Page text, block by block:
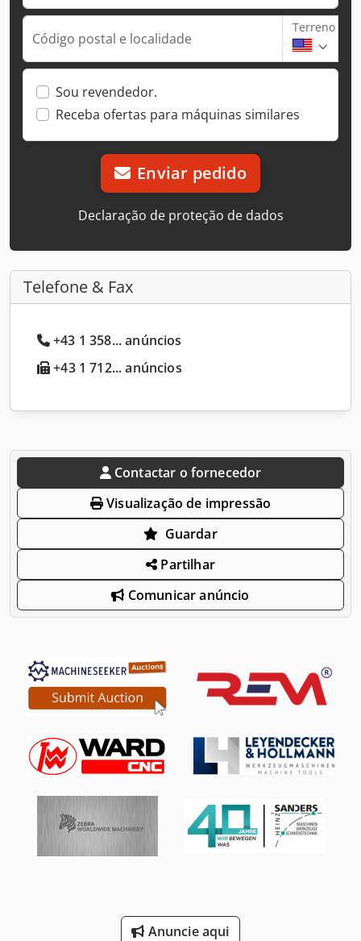
Código postal e localidade
Terreno
Sou revendedor.
Receba ofertas para máquinas similares
Enviar pedido
Declaração de proteção de dados
Telefone & Fax
+43 1 358... anúncios
+43 1 712... anúncios
Contactar o fornecedor
Visualização de impressão
Guardar
Partilhar
Comunicar anúncio
Anuncie aqui